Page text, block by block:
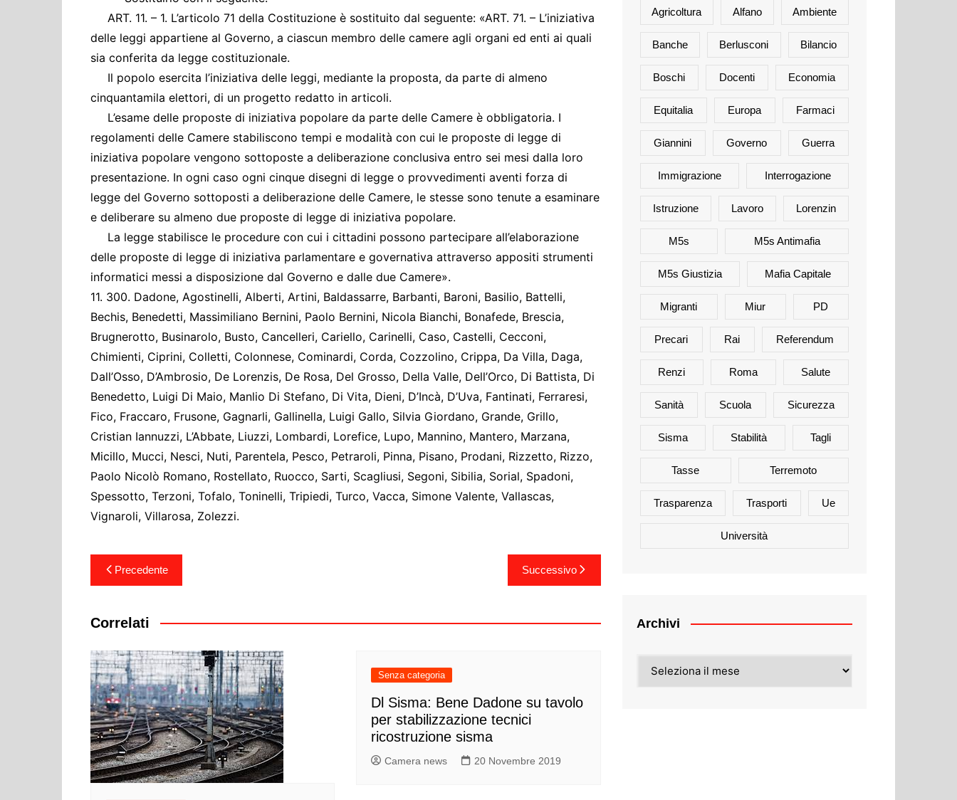
Cultura ed Istruzione
Eventi
Finanze e tesoro
Giustizia
Lavori pubblici e Trasporti
Lavoro
Rifiuti
ART. 11. – 1. L’articolo 71 della Costituzione è sostituito dal seguente: «ART. 71. – L’iniziativa
delle leggi appartiene al Governo, a ciascun membro delle camere agli organi ed enti ai quali
sia conferita da legge costituzionale.
Il popolo esercita l’iniziativa delle leggi, mediante la proposta, da parte di almeno
cinquantamila elettori, di un progetto redatto in articoli.
L’esame delle proposte di iniziativa popolare da parte delle Camere è obbligatoria. I
regolamenti delle Camere stabiliscono tempi e modalità con cui le proposte di legge di
iniziativa popolare vengono sottoposte a deliberazione conclusiva entro sei mesi dalla loro
presentazione. In ogni caso ogni cinque disegni di legge o provvedimenti aventi forza di
legge del Governo sottoposti a deliberazione delle Camere, le stesse sono tenute a esaminare
e deliberare su almeno due proposte di legge di iniziativa popolare.
La legge stabilisce le procedure con cui i cittadini possono partecipare all’elaborazione
delle proposte di legge di iniziativa parlamentare e governativa attraverso appositi strumenti
informatici messi a disposizione dal Governo e dalle due Camere».
11. 300. Dadone, Agostinelli, Alberti, Artini, Baldassarre, Barbanti, Baroni, Basilio, Battelli,
Bechis, Benedetti, Massimiliano Bernini, Paolo Bernini, Nicola Bianchi, Bonafede, Brescia,
Brugnerotto, Businarolo, Busto, Cancelleri, Cariello, Carinelli, Caso, Castelli, Cecconi,
Chimienti, Ciprini, Colletti, Colonnese, Cominardi, Corda, Cozzolino, Crippa, Da Villa, Daga,
Dall’Osso, D’Ambrosio, De Lorenzis, De Rosa, Del Grosso, Della Valle, Dell’Orco, Di Battista, Di
Benedetto, Luigi Di Maio, Manlio Di Stefano, Di Vita, Dieni, D’Incà, D’Uva, Fantinati, Ferraresi,
Fico, Fraccaro, Frusone, Gagnarli, Gallinella, Luigi Gallo, Silvia Giordano, Grande, Grillo,
Cristian Iannuzzi, L’Abbate, Liuzzi, Lombardi, Lorefice, Lupo, Mannino, Mantero, Marzana,
Micillo, Mucci, Nesci, Nuti, Parentela, Pesco, Petraroli, Pinna, Pisano, Prodani, Rizzetto, Rizzo,
Paolo Nicolò Romano, Rostellato, Ruocco, Sarti, Scagliusi, Segoni, Sibilia, Sorial, Spadoni,
Spessotto, Terzoni, Tofalo, Toninelli, Tripiedi, Turco, Vacca, Simone Valente, Vallascas,
Vignaroli, Villarosa, Zolezzi.
Navigazione
articoli
Precedente Successivo
Correlati
Senza categoria
Dl Sisma: Bene Dadone su tavolo
per stabilizzazione tecnici
ricostruzione sisma
Camera news 20 Novembre 2019
Agricoltura Alfano Ambiente
Banche Berlusconi Bilancio
Boschi Docenti Economia
Equitalia Europa Farmaci
Giannini Governo Guerra
Immigrazione Interrogazione
Istruzione Lavoro Lorenzin
M5s M5s Antimafia
M5s Giustizia Mafia Capitale
Migranti Miur PD
Precari Rai Referendum
Renzi Roma Salute
Sanità Scuola Sicurezza
Sisma Stabilità Tagli
Tasse Terremoto
Trasparenza Trasporti Ue
Università
Archivi